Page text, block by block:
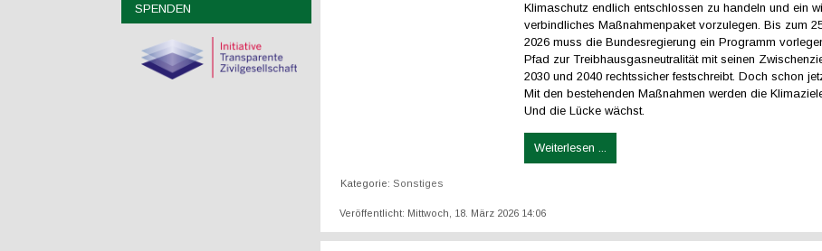
SPENDEN
Klimaschutz endlich entschlossen zu handeln und ein
verbindliches Maßnahmenpaket vorzulegen. Bis zum
2026 muss die Bundesregierung ein Programm
Pfad zur Treibhausgasneutralität mit seinen
2030 und 2040 rechtssicher festschreibt. Doch schon
Mit den bestehenden Maßnahmen werden die
Und die Lücke wächst.
Weiterlesen ...
Kategorie:Sonstiges
Veröffentlicht: Mittwoch, 18. März 2026 14:06